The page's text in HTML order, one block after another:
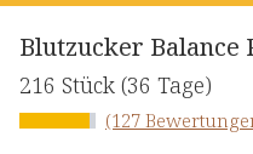
Blutzucker Balance
216 Stück (36 Tage)
(127